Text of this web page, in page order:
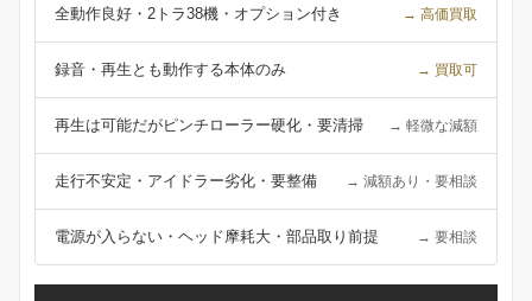
全動作良好・2トラ38機・オプション付き → 高価買取
録音・再生とも動作する本体のみ → 買取可
再生は可能だがピンチローラー硬化・要清掃 → 軽微な減額
走行不安定・アイドラー劣化・要整備 → 減額あり・要相談
電源が入らない・ヘッド摩耗大・部品取り前提 → 要相談